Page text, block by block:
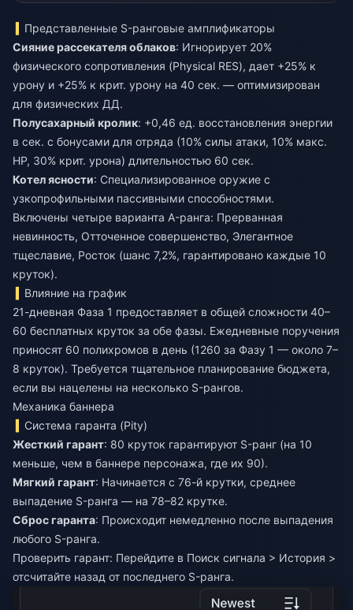
Представленные S-ранговые амплификаторы
Сияние рассекателя облаков: Игнорирует 20%
физического сопротивления (Physical RES), дает +25% к
урону и +25% к крит. урону на 40 сек. — оптимизирован
для физических ДД.
Полусахарный кролик: +0,46 ед. восстановления энергии
в сек. с бонусами для отряда (10% силы атаки, 10% макс.
HP, 30% крит. урона) длительностью 60 сек.
Котел ясности: Специализированное оружие с
узкопрофильными пассивными способностями.
Включены четыре варианта A-ранга: Прерванная
невинность, Отточенное совершенство, Элегантное
тщеславие, Росток (шанс 7,2%, гарантировано каждые 10
круток).
Влияние на график
21-дневная Фаза 1 предоставляет в общей сложности 40–
60 бесплатных круток за обе фазы. Ежедневные поручения
приносят 60 полихромов в день (1260 за Фазу 1 — около 7–
8 круток). Требуется тщательное планирование бюджета,
если вы нацелены на несколько S-рангов.
Механика баннера
Система гаранта (Pity)
Жесткий гарант: 80 круток гарантируют S-ранг (на 10
Мягкий гарант: Начинается с 76-й крутки, среднее
Сброс гаранта: Происходит немедленно после выпадения
любого S-ранга.
Проверить гарант: Перейдите в Поиск сигнала > История >
отсчитайте назад от последнего S-ранга.